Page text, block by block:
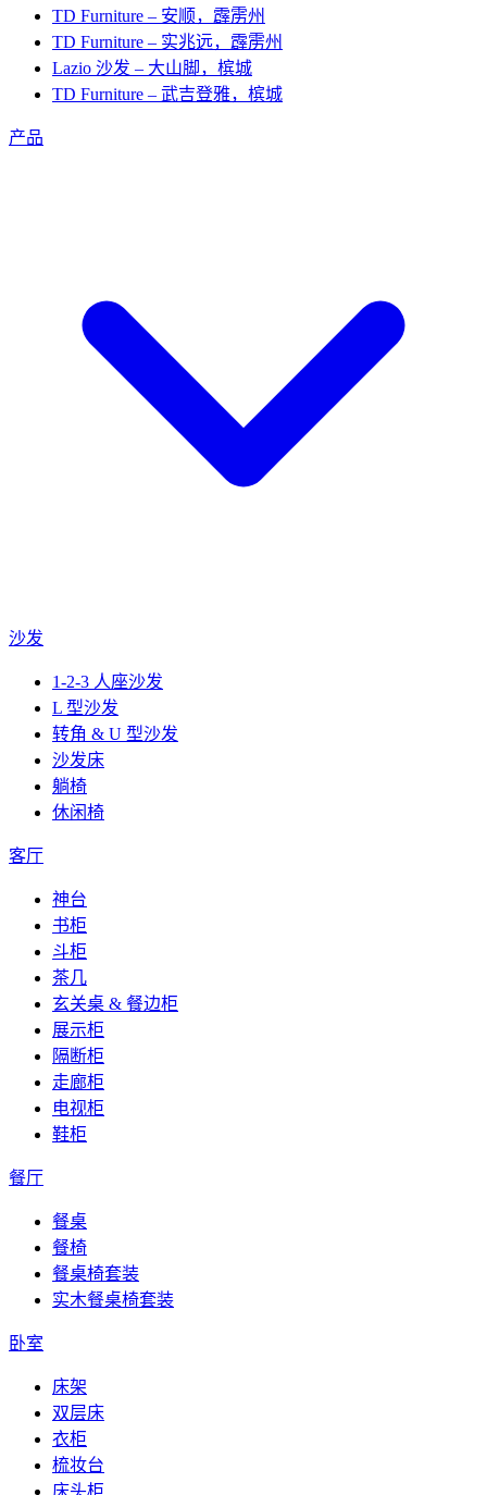
TD Furniture – 安顺，霹雳州
TD Furniture – 实兆远，霹雳州
Lazio 沙发 – 大山脚，槟城
TD Furniture – 武吉登雅，槟城
产品
沙发
1-2-3 人座沙发
L 型沙发
转角 & U 型沙发
沙发床
躺椅
休闲椅
客厅
神台
书柜
斗柜
茶几
玄关桌 & 餐边柜
展示柜
隔断柜
走廊柜
电视柜
鞋柜
餐厅
餐桌
餐椅
餐桌椅套装
实木餐桌椅套装
卧室
床架
双层床
衣柜
梳妆台
床头柜